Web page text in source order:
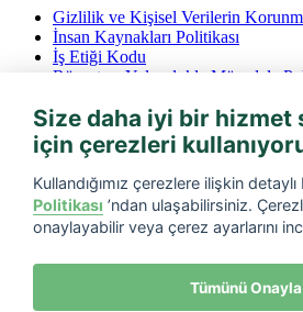
Gizlilik ve Kişisel Verilerin
İnsan Kaynakları Politikası
İş Etiği Kodu
Rüşvet ve Yolsuzlukla Mücadele
Bilgi Toplumu Hizmetleri
Tarfin mobil’i indirin
Size daha iyi bir hizmet
için çerezleri
Kullandığımız çerezlere ilişkin
Politikası ’ndan ulaşabilirsiniz.
onaylayabilir veya çerez ayarlarını
Tümünü Onayla